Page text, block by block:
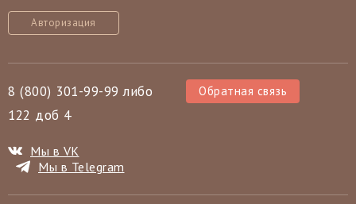
Авторизация
8 (800) 301-99-99 либо
122 доб 4
Обратная связь
Мы в VK
Мы в Telegram